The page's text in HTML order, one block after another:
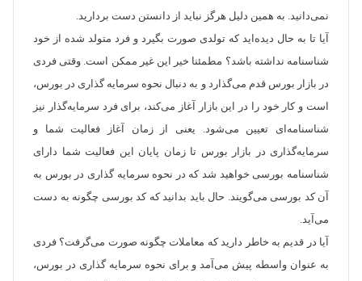
نمی‌دانید. به همین دلیل هرگز نباید از دانستن دست بردارید.
آیا تا به حال دیده‌اید که تولدی صورت بگیرد و فرد متولد شده از خود
شناسنامه نداشته باشد؟ مطمئنا خیر این غیر ممکن است. وقتی فردی
در بازار بورس قدم می‌گذارد و به دنبال نحوه سرمایه گذاری در بورس،
است و کار خود را در این بازار آغاز می‌کند، برای فرد سرمایه‌گذار نیز
شناسنامه‌ای تعیین می‌شود. یعنی از زمان آغاز فعالیت شما و
سرمایه‌گذاری در بازار بورس تا زمان پایان این فعالیت شما دارای
شناسنامه بورسی خواهید شد که در نحوه سرمایه گذاری در بورس به
آن کد بورسی می‌گویند. حال باید بدانید که کد بورسی چگونه به دست
می‌آید.
آیا در قدیم به خاطر دارید که معاملات چگونه صورت می‌گرفت؟ فردی
به عنوان واسطه پیش می‌آمد و برای نحوه سرمایه گذاری در بورس،